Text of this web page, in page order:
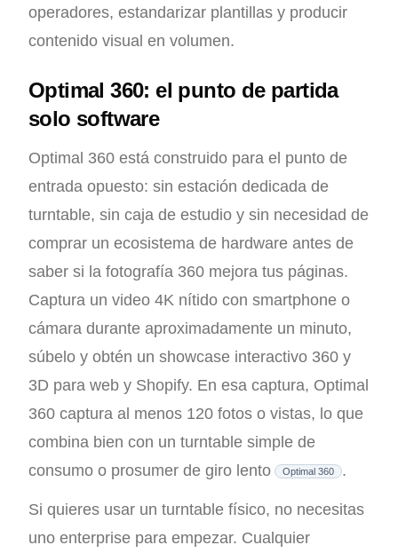
operadores, estandarizar plantillas y producir
contenido visual en volumen.
Optimal 360: el punto de partida
solo software
Optimal 360 está construido para el punto de
entrada opuesto: sin estación dedicada de
turntable, sin caja de estudio y sin necesidad de
comprar un ecosistema de hardware antes de
saber si la fotografía 360 mejora tus páginas.
Captura un video 4K nítido con smartphone o
cámara durante aproximadamente un minuto,
súbelo y obtén un showcase interactivo 360 y
3D para web y Shopify. En esa captura, Optimal
360 captura al menos 120 fotos o vistas, lo que
combina bien con un turntable simple de
consumo o prosumer de giro lento
Optimal 360 .
Si quieres usar un turntable físico, no necesitas
uno enterprise para empezar. Cualquier